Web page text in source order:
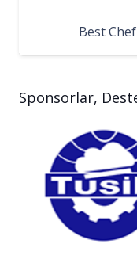
Best
Sponsorlar,